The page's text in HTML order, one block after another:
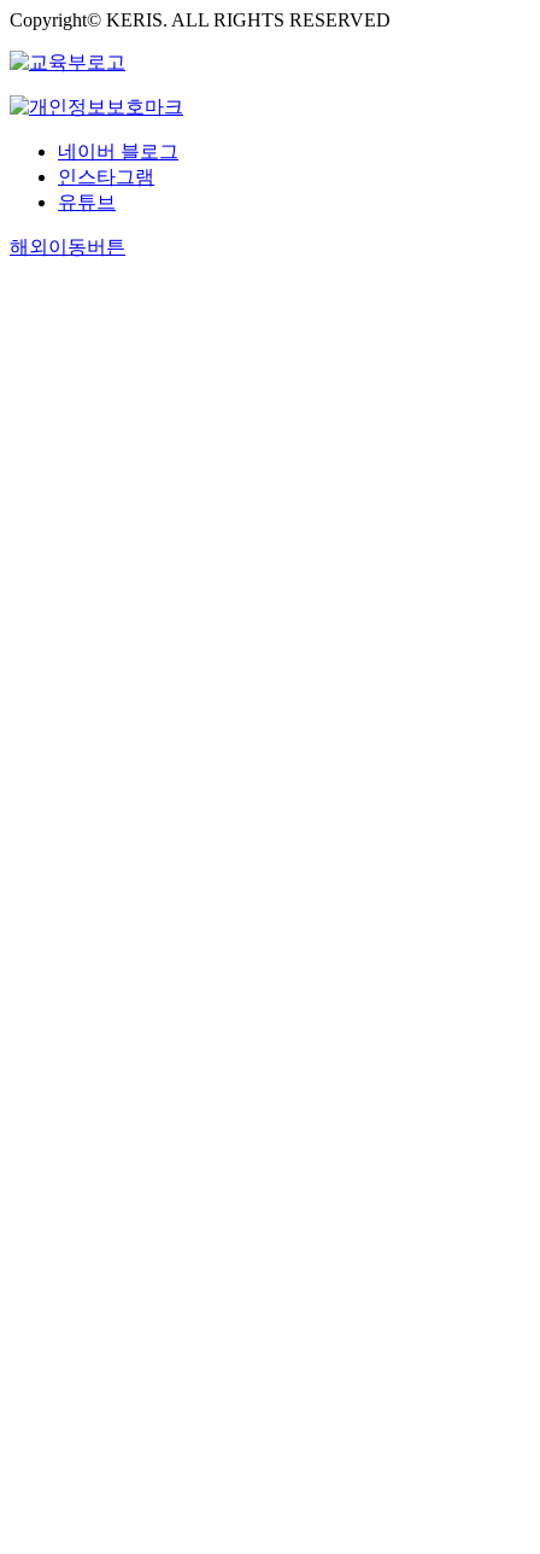
Copyright© KERIS. ALL RIGHTS RESERVED
네이버 블로그
인스타그램
유튜브
해외이동버튼